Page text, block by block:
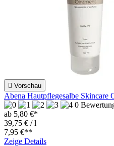
 Vorschau
Abena Hautpflegesalbe Skincare
0
ab 5,80 €*
39,75 € / l
7,95 €**
Zeige Details